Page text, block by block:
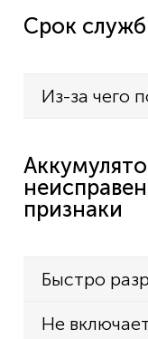
Срок
Из-за чего
признаки
Быстро
Не